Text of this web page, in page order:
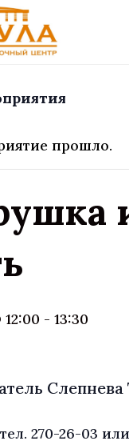
прошло.
12:00 - 13:30
270-26-03